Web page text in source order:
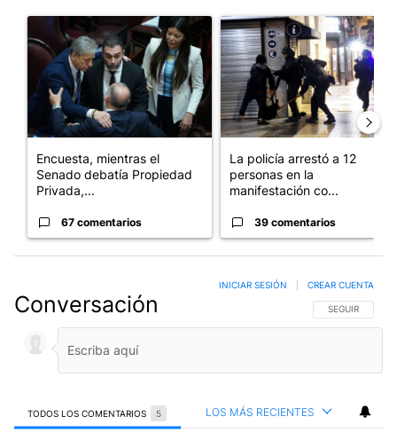
Un artículo de tendencia con el título "Encuesta, mientras el
Encuesta, mientras el
Senado debatía Propiedad
Privada,...
67 comentarios
Un artículo de tendencia con
La policía arrestó a 12
personas en la
manifestación co...
39 comentarios
Conversación SIGA ESTA
SEGUIR
INICIAR SESIÓN CREAR CUENTA
TODOS LOS COMENTARIOS 5 LOS MÁS RECIENTES